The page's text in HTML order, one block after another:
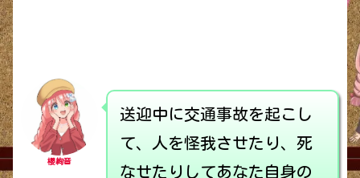
櫻絢音
送迎中に交通事故を起こし
て、人を怪我させたり、死
なせたりしてあなた自身の